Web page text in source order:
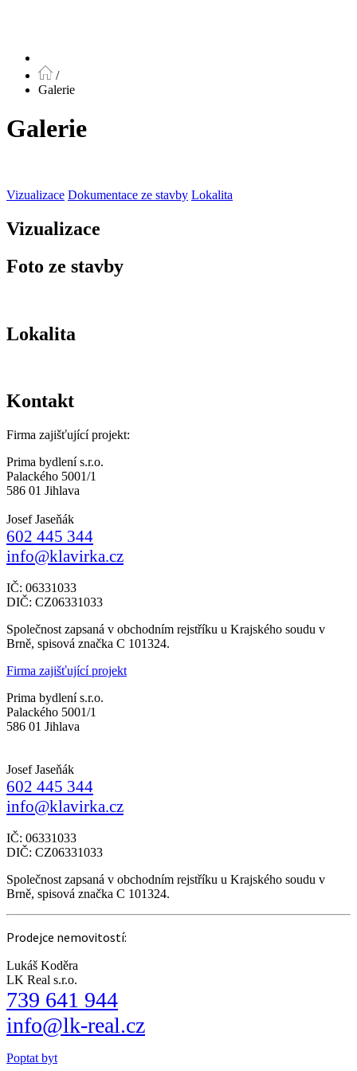
/
Galerie
Galerie
Vizualizace Dokumentace ze stavby Lokalita
Vizualizace
Foto ze stavby
Lokalita
Kontakt
Firma zajišťující projekt:
Prima bydlení s.r.o.
Palackého 5001/1
586 01 Jihlava
Josef Jaseňák
602 445 344
info@klavirka.cz
IČ: 06331033
DIČ: CZ06331033
Společnost zapsaná v obchodním rejstříku u Krajského soudu v
Brně, spisová značka C 101324.
Firma zajišťující projekt
Prima bydlení s.r.o.
Palackého 5001/1
586 01 Jihlava
Josef Jaseňák
602 445 344
info@klavirka.cz
IČ: 06331033
DIČ: CZ06331033
Společnost zapsaná v obchodním rejstříku u Krajského soudu v
Brně, spisová značka C 101324.
Prodejce nemovitostí:
Lukáš Koděra
LK Real s.r.o.
739 641 944
info@lk-real.cz
Poptat byt